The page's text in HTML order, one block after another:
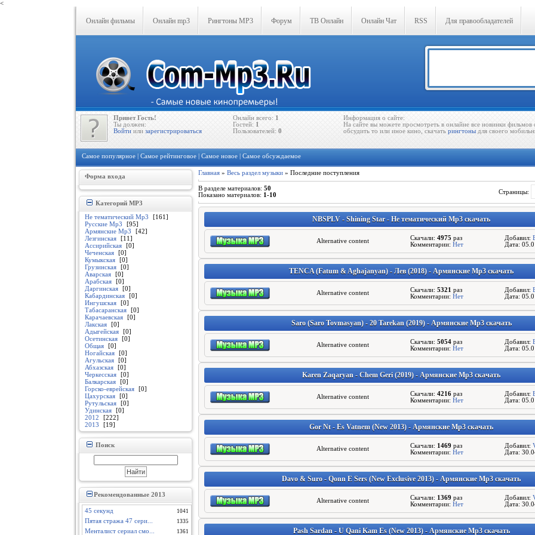
<
Онлайн фильмы Онлайн mp3 Рингтоны MP3 Форум ТВ Онлайн Онлайн Чат RSS Для правообладателей
Привет Гость!
Ты должен:
Войти или зарегистрироваться
Онлайн всего: 1
Гостей: 1
Пользователей: 0
Информация о сайте:
На сайте вы можете просмотреть в онлайне все новинки фильмов
обсудить то или иное кино, скачать рингтоны для своего
Самое популярное Самое рейтинговое Самое новое Самое обсуждаемое
Форма входа
Категорий MP3
Не тематический Mp3
[161]
Русские Mp3
[95]
Армянские Mp3
[42]
Лезгинская
[11]
Ассирийская
[0]
Чеченская
[0]
Кумыкская
[0]
Грузинская
[0]
Аварская
[0]
Арабская
[0]
Даргинская
[0]
Кабардинская
[0]
Ингушская
[0]
Табасаранская
[0]
Карачаевская
[0]
Лакская
[0]
Адыгейская
[0]
Осетинская
[0]
Общая
[0]
Ногайская
[0]
Агульская
[0]
Абхазская
[0]
Черкесская
[0]
Балкарская
[0]
Горско-еврейская
[0]
Цахурская
[0]
Рутульская
[0]
Удинская
[0]
2012
[222]
2013
[19]
Поиск
Рекомендованные 2013
45 секунд 1041
Пятая стража 47 сери... 1335
Менталист сериал смо... 1361
Главная » Весь раздел музыки » Последние поступления
В разделе материалов: 50
Показано материалов: 1-10 Страницы:
NBSPLV - Shining Star - Не тематический Mp3 скачать
Alternative content Скачали: 4975 раз
Комментарии: Нет
Добавил:
Дата:
TENCA (Fatum & Aghajanyan) - Лев (2018) - Армянские Mp3 скачать
Alternative content Скачали: 5321 раз
Комментарии: Нет
Добавил:
Дата:
Saro (Saro Tovmasyan) - 20 Tarekan (2019) - Армянские Mp3 скачать
Alternative content Скачали: 5054 раз
Комментарии: Нет
Добавил:
Дата:
Karen Zaqaryan - Chem Geri (2019) - Армянские Mp3 скачать
Alternative content Скачали: 4216 раз
Комментарии: Нет
Добавил:
Дата:
Gor Nt - Es Vatnem (New 2013) - Армянские Mp3 скачать
Alternative content Скачали: 1469 раз
Комментарии: Нет
Добавил:
Дата:
Davo & Suro - Qonn E Sers (New Exclusive 2013) - Армянские Mp3 скачать
Alternative content Скачали: 1369 раз
Комментарии: Нет
Добавил:
Дата:
Pash Sardan - U Qani Kam Es (New 2013) - Армянские Mp3 скачать